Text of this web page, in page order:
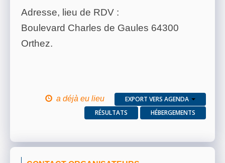
Adresse, lieu de RDV :
Boulevard Charles de Gaules 64300
Orthez.
a déjà eu lieu
EXPORT VERS AGENDA
RÉSULTATS
HÉBERGEMENTS